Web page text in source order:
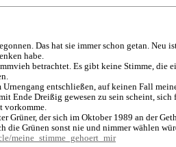
Das hat sie immer schon getan.
habe.
betrachtet. Es gibt keine Stimme,
entschließen, auf keinen Fall
Ende Dreißig gewesen zu sein scheint,
vorkomme.
Grüner, der sich im Oktober 1989 an der
die Grünen sonst nie und nimmer wählen
meine_stimme_gehoert_mir